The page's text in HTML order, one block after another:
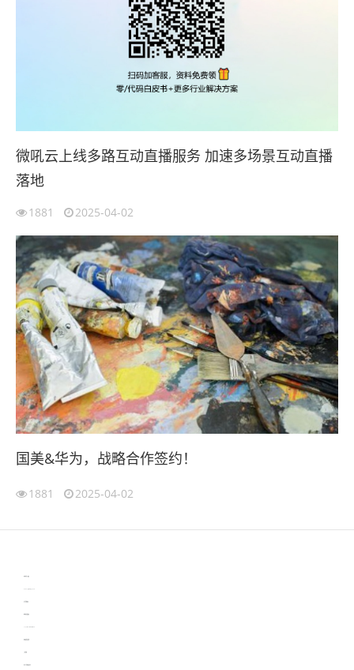
微吼云上线多路互动直播服务 加速多场景互动直播
落地
1881 2025-04-02
国美&华为，战略合作签约！
1881 2025-04-02